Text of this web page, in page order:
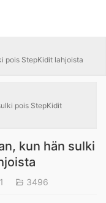
pois StepKidit lahjoista
pois StepKidit
kun hän sulki
3496